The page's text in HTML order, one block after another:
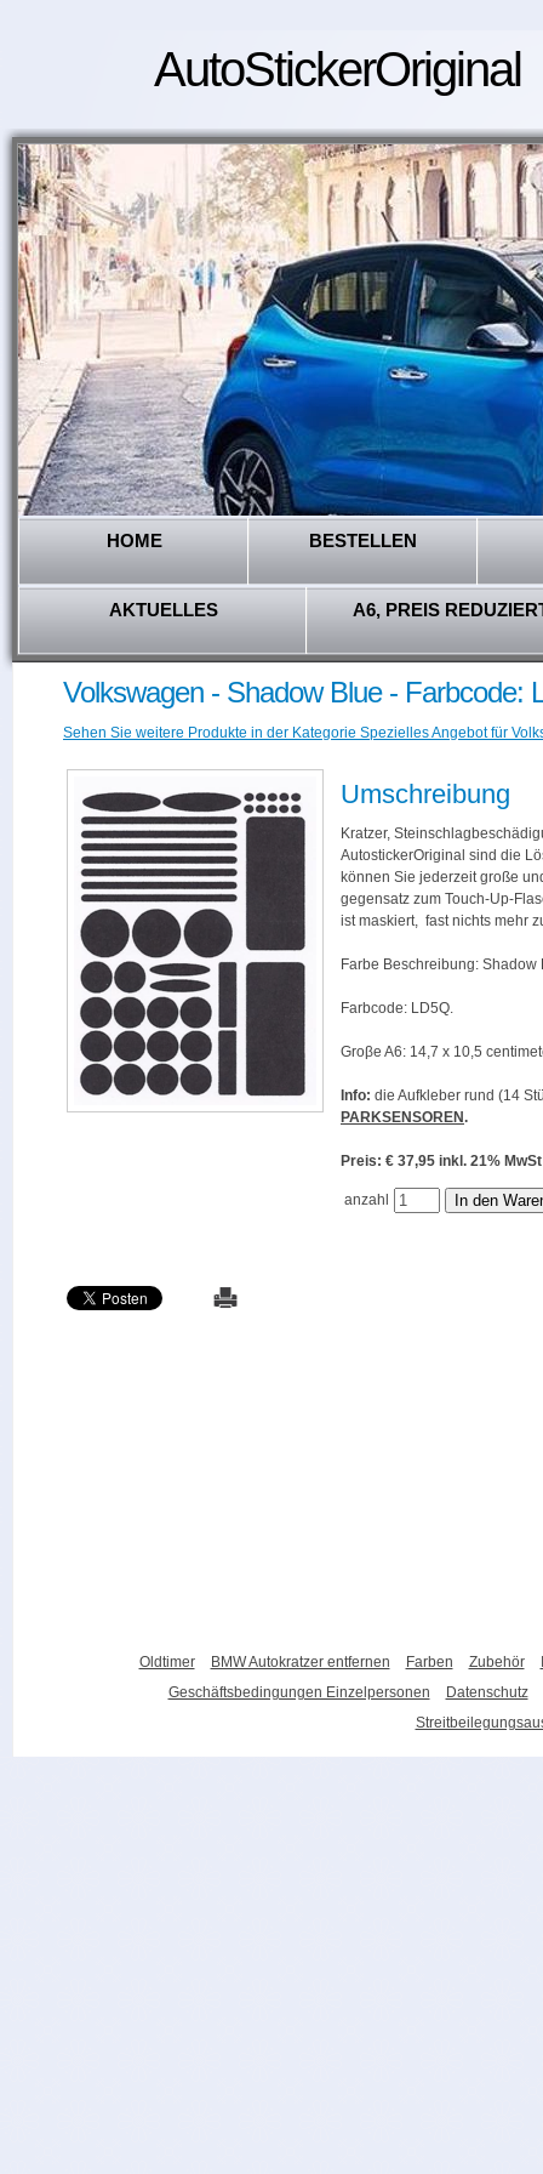
AutoStickerOriginal
HOME BESTELLEN
AKTUELLES A6, PREIS
Volkswagen - Shadow Blue - Farbcode:
Sehen Sie weitere Produkte in der Kategorie Spezielles Angebot für
Umschreibung
Kratzer,
AutostickerOriginal sind die
können Sie jederzeit große
gegensatz zum Touch-Up-
ist maskiert, fast nichts mehr
Farbe Beschreibung: Shadow
Farbcode: LD5Q.
Groβe A6: 14,7 x 10,5
Info: die Aufkleber rund (14
PARKSENSOREN.
Preis: € 37,95 inkl. 21%
anzahl
Oldtimer BMW Autokratzer entfernen Farben Zubehör
Geschäftsbedingungen Einzelpersonen
Datenschutz